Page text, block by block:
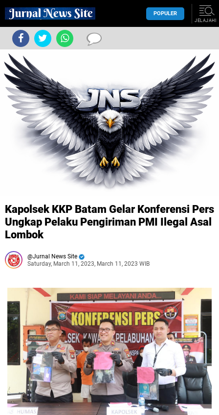
POPULER
JELAJAHI
Kapolsek KKP Batam Gelar Konferensi Pers
Ungkap Pelaku Pengiriman PMI Ilegal Asal
Lombok
Jurnal News Site
Saturday, March 11, 2023, March 11, 2023 WIB